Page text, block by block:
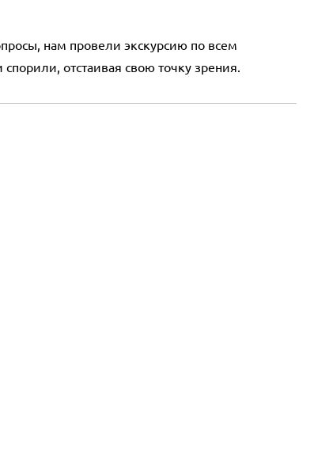
нам провели экскурсию по всем
отстаивая свою точку зрения.